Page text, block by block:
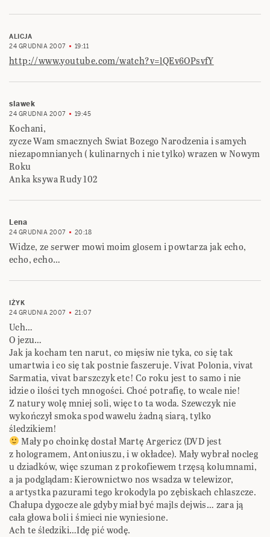
ALICJA
24 GRUDNIA 2007
19:11
http://www.youtube.com/watch?v=lQEv6OPsvfY
slawek
24 GRUDNIA 2007 19:45
Kochani,
zycze Wam smacznych Swiat Bozego Narodzenia i samych
niezapomnianych ( kulinarnych i nie tylko) wrazen w Nowym
Roku
Anka ksywa Rudy 102
Lena
24 GRUDNIA 2007 20:18
Widze, ze serwer mowi moim glosem i powtarza jak echo,
echo, echo…
IŻYK
24 GRUDNIA 2007
21:07
Uch…
O jezu…
Jak ja kocham ten narut, co mięsiw nie tyka, co się tak
umartwia i co się tak postnie faszeruje. Vivat Polonia, vivat
Sarmatia, vivat barszczyk etc! Co roku jest to samo i nie
idzie o ilości tych mnogości. Choć potrafię, to wcale nie!
Z natury wolę mniej soli, więc to ta woda. Szewczyk nie
wykończył smoka spod wawelu żadną siarą, tylko
śledzikiem!
Mały po choinkę dostał Martę Argericz (DVD jest
z hologramem, Antoniuszu, i w okładce). Mały wybrał nocleg
u dziadków, więc szuman z prokofiewem trzęsą kolumnami,
a ja podglądam: Kierownictwo nos wsadza w telewizor,
a artystka pazurami tego krokodyla po zębiskach chlaszcze.
Chałupa dygocze ale gdyby miał być majls dejwis… zara ją
cała głowa boli i śmieci nie wyniesione.
Ach te śledziki…Idę pić wodę.